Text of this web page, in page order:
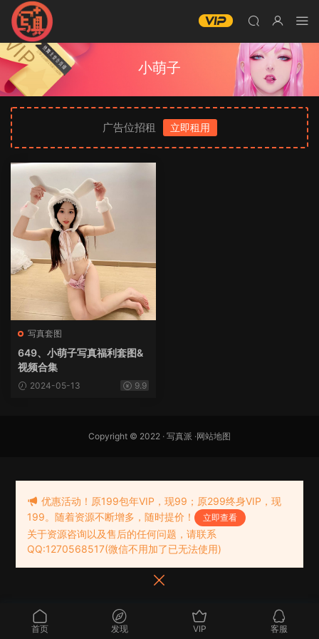
小萌子
广告位招租 立即租用
写真套图
649、小萌子写真福利套图&
视频合集
2024-05-13 9.9
Copyright © 2022 · 写真派 ·网站地图
首页 发现 VIP 客服
优惠活动！原199包年VIP，现99；原299终身VIP，现
199。随着资源不断增多，随时提价！
立即查看
关于资源咨询以及售后的任何问题，请联系
QQ:1270568517(微信不用加了已无法使用)